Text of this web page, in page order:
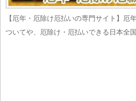
【厄年・厄除け厄払いの専門サイト】厄
ついてや、厄除け・厄払いできる日本全